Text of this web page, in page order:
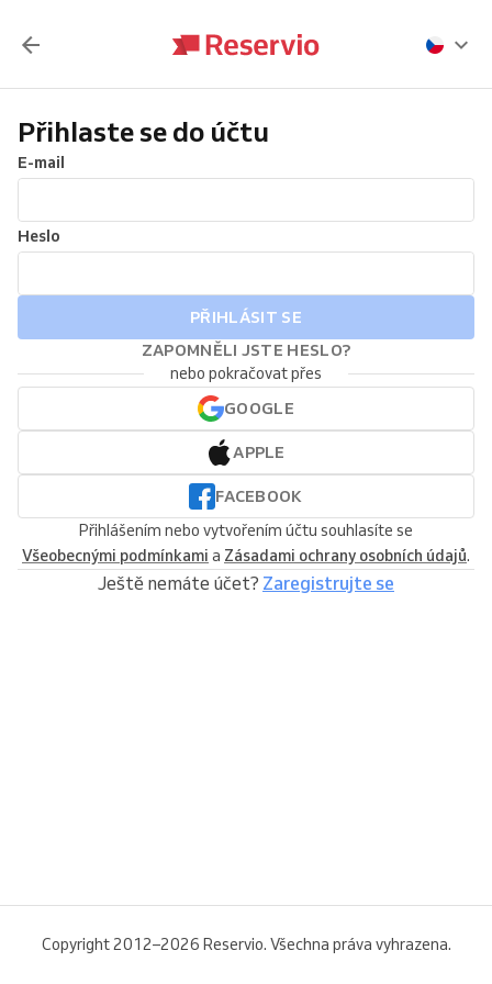
Přihlaste se do účtu
E-mail
Heslo
PŘIHLÁSIT SE
ZAPOMNĚLI JSTE HESLO?
nebo pokračovat přes
GOOGLE
APPLE
FACEBOOK
Přihlášením nebo vytvořením účtu souhlasíte se
Všeobecnými podmínkami a Zásadami ochrany osobních údajů.
Ještě nemáte účet? Zaregistrujte se
Copyright 2012–2026 Reservio. Všechna práva vyhrazena.